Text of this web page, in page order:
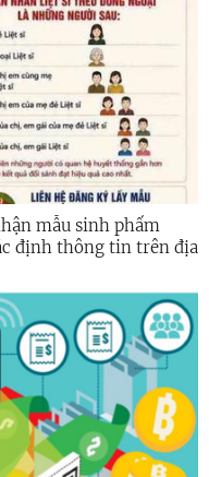
mẫu sinh phẩm
định thông tin trên địa